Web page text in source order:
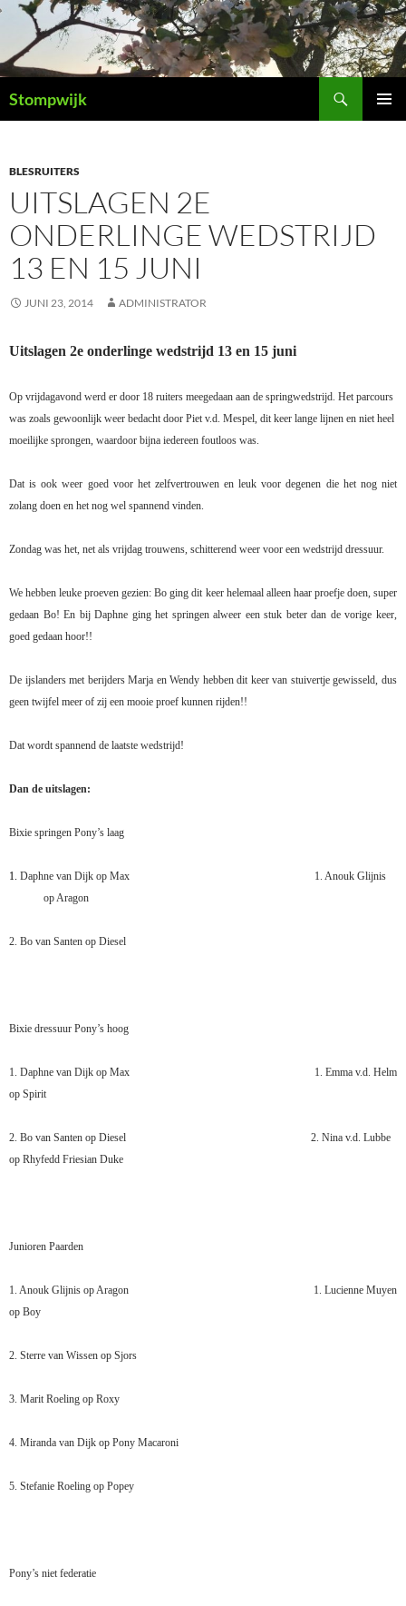
Ga
de
inhoud
Stompwijk
BLESRUITERS
UITSLAGEN 2E
ONDERLINGE WEDSTRIJD
13 EN 15 JUNI
JUNI 23, 2014 ADMINISTRATOR
Uitslagen 2e onderlinge wedstrijd 13 en 15 juni
Op vrijdagavond werd er door 18 ruiters meegedaan aan de springwedstrijd. Het parcours
was zoals gewoonlijk weer bedacht door Piet v.d. Mespel, dit keer lange lijnen en niet heel
moeilijke sprongen, waardoor bijna iedereen foutloos was.
Dat is ook weer goed voor het zelfvertrouwen en leuk voor degenen die het nog niet
zolang doen en het nog wel spannend vinden.
Zondag was het, net als vrijdag trouwens, schitterend weer voor een wedstrijd dressuur.
We hebben leuke proeven gezien: Bo ging dit keer helemaal alleen haar proefje doen, super
gedaan Bo! En bij Daphne ging het springen alweer een stuk beter dan de vorige keer,
goed gedaan hoor!!
De ijslanders met berijders Marja en Wendy hebben dit keer van stuivertje gewisseld, dus
geen twijfel meer of zij een mooie proef kunnen rijden!!
Dat wordt spannend de laatste wedstrijd!
Dan de uitslagen:
Bixie springen Pony’s laag
1. Daphne van Dijk op Max
1. Anouk Glijnis
op Aragon
2. Bo van Santen op Diesel
Bixie dressuur Pony’s hoog
1. Daphne van Dijk op Max
1. Emma v.d. Helm
op Spirit
2. Bo van Santen op Diesel
2. Nina v.d. Lubbe
op Rhyfedd Friesian Duke
Junioren Paarden
1. Anouk Glijnis op Aragon
1. Lucienne Muyen
op Boy
2. Sterre van Wissen op Sjors
3. Marit Roeling op Roxy
4. Miranda van Dijk op Pony Macaroni
5. Stefanie Roeling op Popey
Pony’s niet federatie